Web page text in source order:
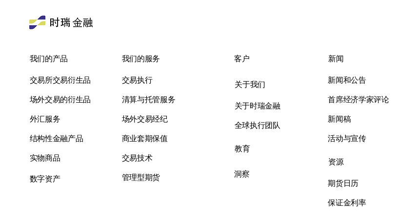
我们的产品
交易所交易衍生品
场外交易的衍生品
外汇服务
结构性金融产品
实物商品
数字资产
我们的服务
交易执行
清算与托管服务
场外交易经纪
商业套期保值
交易技术
管理型期货
客户
关于我们​
关于时瑞金融
全球执行团队
教育
洞察
新闻
新闻和公告
首席经济学家评论
新闻稿
活动与宣传
资源
期货日历
保证金利率